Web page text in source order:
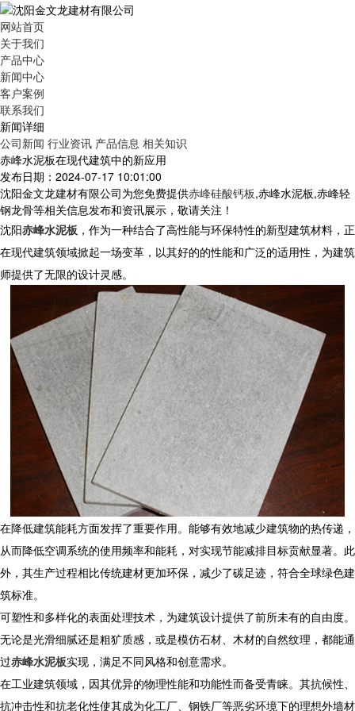
网站首页
关于我们
产品中心
新闻中心
客户案例
联系我们
新闻详细
公司新闻 行业资讯 产品信息 相关知识
赤峰水泥板在现代建筑中的新应用
发布日期：2024-07-17 10:01:00
沈阳金文龙建材有限公司为您免费提供赤峰硅酸钙板,赤峰水泥板,赤峰轻
钢龙骨等相关信息发布和资讯展示，敬请关注！
沈阳赤峰水泥板 ，作为一种结合了高性能与环保特性的新型建筑材料，正
在现代建筑领域掀起一场变革，以其好的的性能和广泛的适用性，为建筑
师提供了无限的设计灵感。
在降低建筑能耗方面发挥了重要作用。能够有效地减少建筑物的热传递，
从而降低空调系统的使用频率和能耗，对实现节能减排目标贡献显著。此
外，其生产过程相比传统建材更加环保，减少了碳足迹，符合全球绿色建
筑标准。
可塑性和多样化的表面处理技术，为建筑设计提供了前所未有的自由度。
无论是光滑细腻还是粗犷质感，或是模仿石材、木材的自然纹理，都能通
过赤峰水泥板实现，满足不同风格和创意需求。
在工业建筑领域，因其优异的物理性能和功能性而备受青睐。其抗候性、
抗冲击性和抗老化性使其成为化工厂、钢铁厂等恶劣环境下的理想外墙材